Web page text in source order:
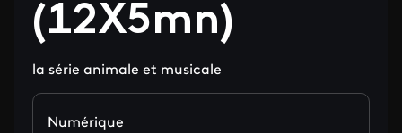
(12X5mn)
la série animale et musicale
Numérique